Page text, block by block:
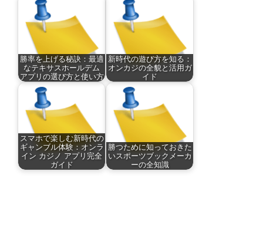
勝率を上げる秘訣：最適
なテキサスホールデム
アプリの選び方と使い方
新時代の遊び方を知る：
オンカジの全貌と活用ガ
イド
スマホで楽しむ新時代の
ギャンブル体験：オンラ
イン カジノ アプリ完全
ガイド
勝つために知っておきた
いスポーツブックメーカ
ーの全知識